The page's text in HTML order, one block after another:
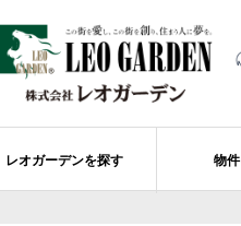
レオガーデンを探す 物